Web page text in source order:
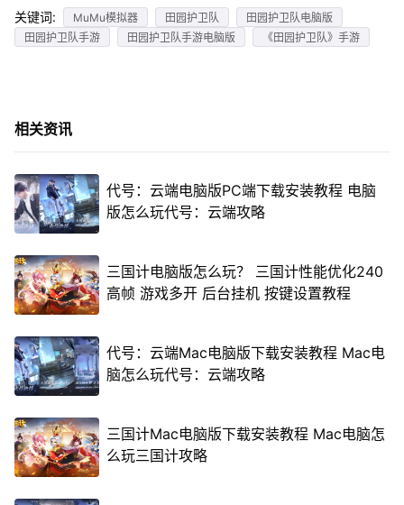
关键词: MuMu模拟器 田园护卫队
田园护卫队电脑版
田园护卫队手游
田园护卫队手游电脑版 《田园护卫队》手游
相关资讯
代号：云端电脑版PC端下载安装教程 电脑
版怎么玩代号：云端攻略
三国计电脑版怎么玩？ 三国计性能优化240
高帧 游戏多开 后台挂机 按键设置教程
代号：云端Mac电脑版下载安装教程 Mac电
脑怎么玩代号：云端攻略
三国计Mac电脑版下载安装教程 Mac电脑怎
么玩三国计攻略